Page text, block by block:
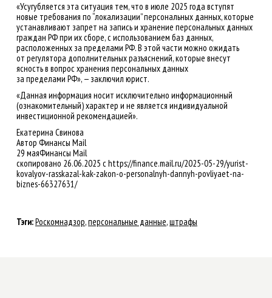
«Усугубляется эта ситуация тем, что в июле 2025 года вступят
новые требования по “локализации” персональных данных, которые
устанавливают запрет на запись и хранение персональных данных
граждан РФ при их сборе, с использованием баз данных,
расположенных за пределами РФ. В этой части можно ожидать
от регулятора дополнительных разъяснений, которые внесут
ясность в вопрос хранения персональных данных
за пределами РФ», — заключил юрист.
«Данная информация носит исключительно информационный
(ознакомительный) характер и не является индивидуальной
инвестиционной рекомендацией».
Екатерина Свинова
Автор Финансы Mail
29 маяФинансы Mail
скопировано 26.06.2025 с https://finance.mail.ru/2025-05-29/yurist-
kovalyov-rasskazal-kak-zakon-o-personalnyh-dannyh-povliyaet-na-
biznes-66327631/
Тэги:Роскомнадзор,персональные данные,штрафы